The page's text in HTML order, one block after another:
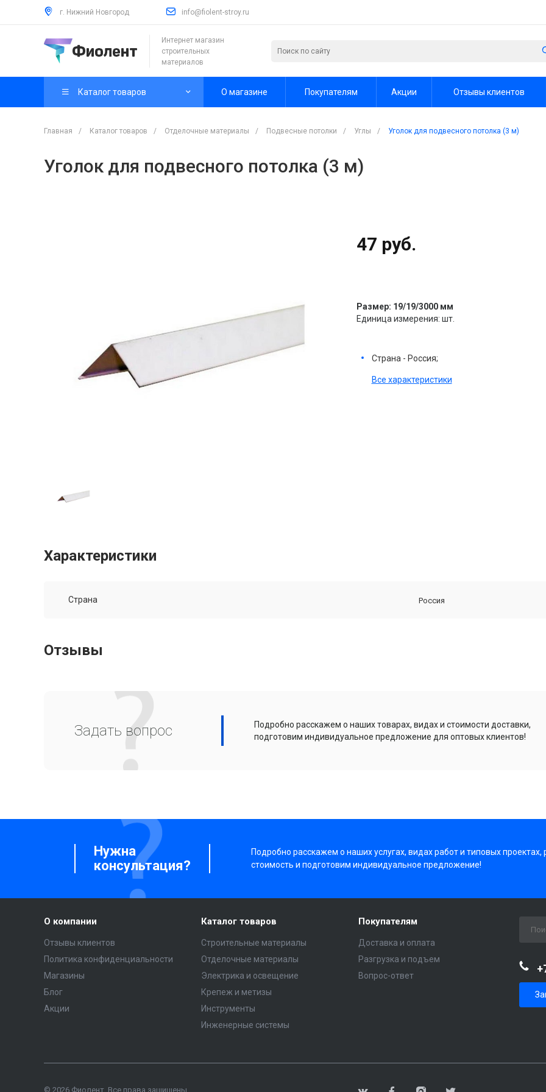
г. Нижний Новгород info@fiolent-stroy.ru
Интернет магазин
строительных
материалов
Каталог товаров О магазине Покупателям Акции Отзывы клиентов
Главная / Каталог товаров / Отделочные материалы / Подвесные потолки / Углы / Уголок для подвесного потолка (3 м)
Уголок для подвесного потолка (3 м)
47 руб.
Размер: 19/19/3000 мм
Единица измерения: шт.
Страна - Россия;
Все характеристики
Характеристики
Страна Россия
Отзывы
Задать вопрос
Подробно расскажем о наших товарах, видах и стоимости доставки,
подготовим индивидуальное предложение для оптовых клиентов!
Нужна
консультация?
Подробно расскажем о наших услугах, видах работ и типовых проектах,
стоимость и подготовим индивидуальное предложение!
О компании
Отзывы клиентов
Политика конфиденциальности
Магазины
Блог
Акции
Каталог товаров
Строительные материалы
Отделочные материалы
Электрика и освещение
Крепеж и метизы
Инструменты
Инженерные системы
Покупателям
Доставка и оплата
Разгрузка и подъем
Вопрос-ответ
© 2026 Фиолент, Все права защищены